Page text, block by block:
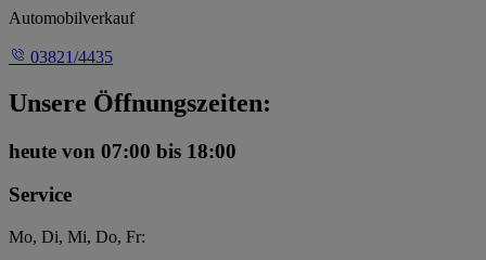
Automobilverkauf
03821/4435
Unsere Öffnungszeiten:
heute von 07:00 bis 18:00
Service
Mo, Di, Mi, Do, Fr: